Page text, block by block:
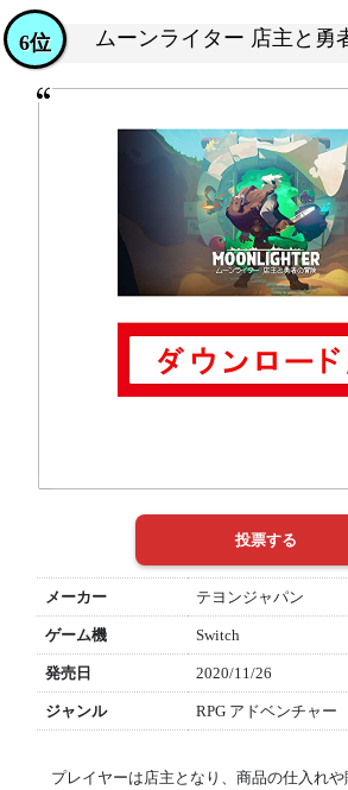
ムーンライター 店主と勇
6位
メーカー テヨンジャパン
ゲーム機 Switch
発売日 2020/11/26
ジャンル RPG アドベンチャー
プレイヤーは店主となり、商品の仕入れ